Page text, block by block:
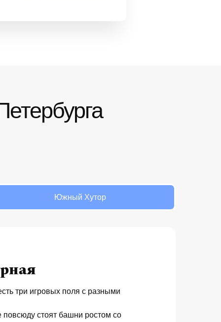
Южный Хутор
три игровых поля с разными
повсюду стоят башни ростом со